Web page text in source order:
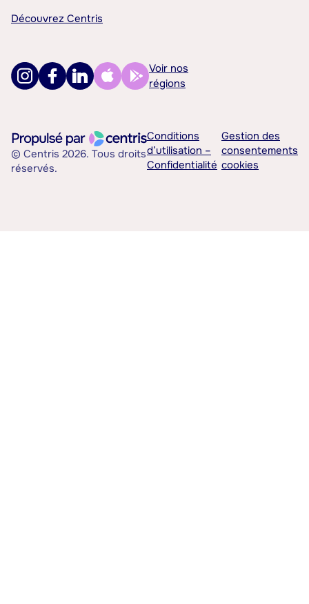
Découvrez Centris
Voir nos
régions
© Centris 2026. Tous droits
réservés.
Conditions
d’utilisation –
Confidentialité
Gestion des
consentements
cookies